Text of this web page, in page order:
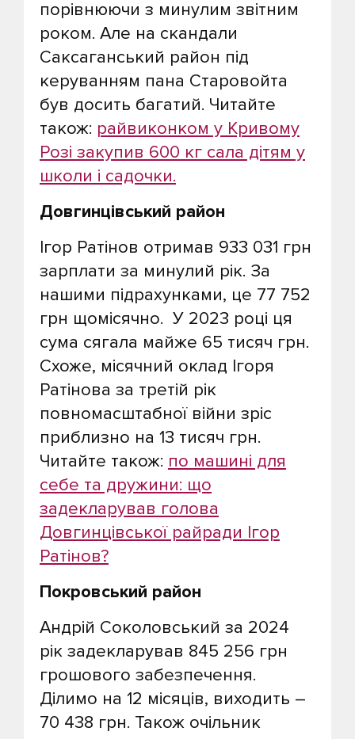
порівнюючи з минулим звітним
роком. Але на скандали
Саксаганський район під
керуванням пана Старовойта
був досить багатий. Читайте
також: райвиконком у Кривому
Розі закупив 600 кг сала дітям у
школи і садочки.
Довгинцівський район
Ігор Ратінов отримав 933 031 грн
зарплати за минулий рік. За
нашими підрахунками, це 77 752
грн щомісячно. У 2023 році ця
сума сягала майже 65 тисяч грн.
Схоже, місячний оклад Ігоря
Ратінова за третій рік
повномасштабної війни зріс
приблизно на 13 тисяч грн.
Читайте також: по машині для
себе та дружини: що
задекларував голова
Довгинцівської райради Ігор
Ратінов?
Покровський район
Андрій Соколовський за 2024
рік задекларував 845 256 грн
грошового забезпечення.
Ділимо на 12 місяців, виходить –
70 438 грн. Також очільник